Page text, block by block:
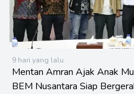
9 hari yang lalu
Mentan Amran Ajak Anak
BEM Nusantara Siap